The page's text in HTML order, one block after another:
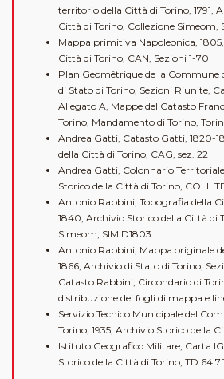
territorio della Città di Torino, 1791,
Città di Torino, Collezione Simeom,
Mappa primitiva Napoleonica,
Città di Torino, CAN, Sezioni 1-70
Plan Geomêtrique de la Commune
di Stato di Torino, Sezioni Riunite,
Allegato A, Mappe del Catasto
Torino, Mandamento di Torino,
Andrea Gatti, Catasto Gatti, 1820-
della Città di Torino, CAG, sez. 22
Andrea Gatti, Colonnario
Storico della Città di Torino, COLL
Antonio Rabbini, Topografia della
1840, Archivio Storico della Città di
Simeom, SIM D1803
Antonio Rabbini, Mappa originale
1866, Archivio di Stato di Torino,
Catasto Rabbini, Circondario di
distribuzione dei fogli di mappa e
Servizio Tecnico Municipale del
Torino, 1935, Archivio Storico della
Istituto Geografico Militare, Carta
Storico della Città di Torino, TD